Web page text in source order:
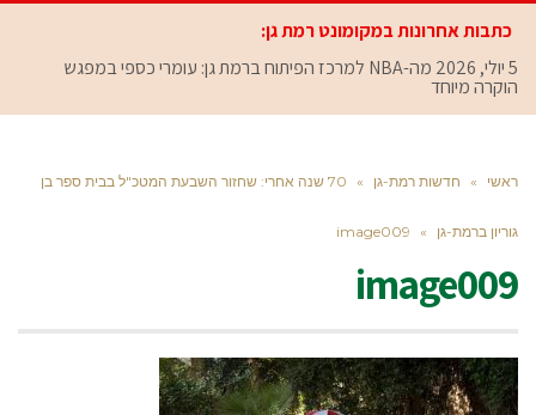
כתבות אחרונות במקומונט רמת גן:
5 יולי, 2026
מה-NBA למרכז הפיתוח ברמת גן: עומרי כספי במפגש
הוקרה מיוחד
ראשי » חדשות רמת-גן » 70 שנה אחרי: שחזור השבעת המטכ"ל בבית ספר בן
גוריון ברמת-גן »
image009
image009